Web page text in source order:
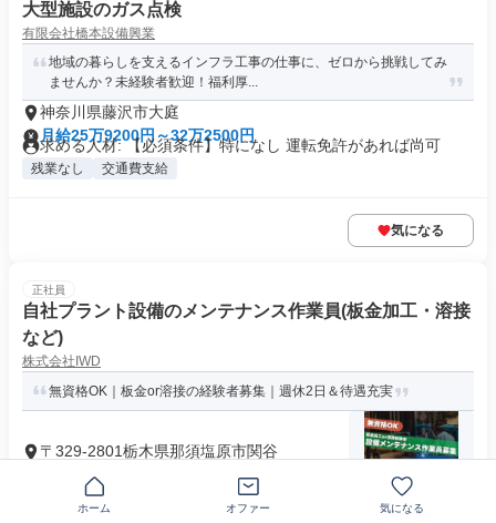
大型施設のガス点検
有限会社橋本設備興業
地域の暮らしを支えるインフラ工事の仕事に、ゼロから挑戦してみ
ませんか？未経験者歓迎！福利厚...
神奈川県藤沢市大庭
月給25万9200円～32万2500円
求める人材: 【必須条件】特になし 運転免許があれば尚可
残業なし 交通費支給
気になる
正社員
自社プラント設備のメンテナンス作業員(板金加工・溶接
など)
株式会社IWD
無資格OK｜板金or溶接の経験者募集｜週休2日＆待遇充実
〒329-2801栃木県那須塩原市関谷
月給25万円以上
求めている人材 ▼必須要件 ・板金（鈑金）または溶接の経験
者 ・資格の有無は不問 ・経...
ホーム オファー 気になる